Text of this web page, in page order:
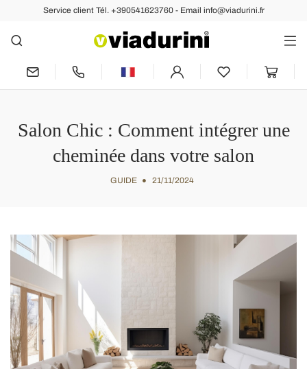
Service client Tél. +390541623760 - Email info@viadurini.fr
Salon Chic : Comment intégrer une
cheminée dans votre salon
GUIDE 21/11/2024